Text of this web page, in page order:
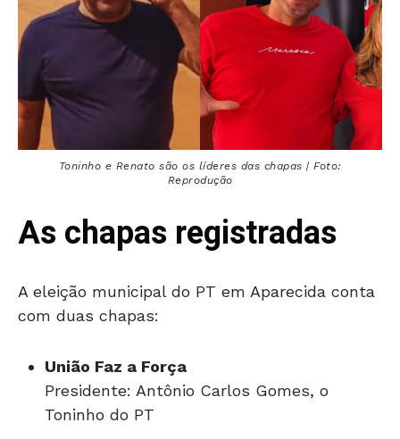
Toninho e Renato são os líderes das chapas | Foto:
Reprodução
As chapas registradas
A eleição municipal do PT em Aparecida conta
com duas chapas:
União Faz a Força
Presidente: Antônio Carlos Gomes, o
Toninho do PT